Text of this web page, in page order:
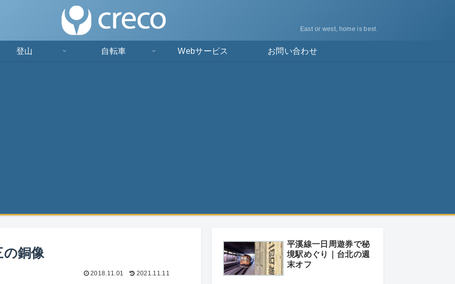
East or west, home is best.
登山 自転車 Webサービス お問い合わせ
の銅像
2018.11.01 2021.11.11
平溪線一日周遊券で秘
境駅めぐり｜台北の週
末オフ